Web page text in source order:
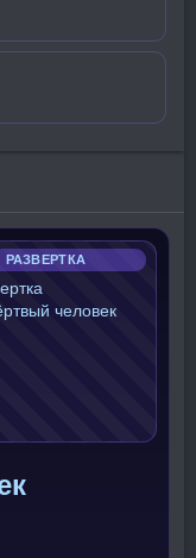
РАЗВЕРТКА